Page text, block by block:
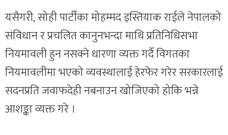
यसैगरी, सोही पार्टीका मोहम्मद इस्तियाक राईले नेपालको
संविधान र प्रचलित कानुनभन्दा माथि प्रतिनिधिसभा
नियमावली हुन नसक्ने धारणा व्यक्त गर्दै विगतका
नियमावलीमा भएको व्यवस्थालाई हेरफेर गरेर सरकारलाई
सदनप्रति जवाफदेही नबनाउन खोजिएको होकि भन्ने
आशङ्का व्यक्त गरे ।